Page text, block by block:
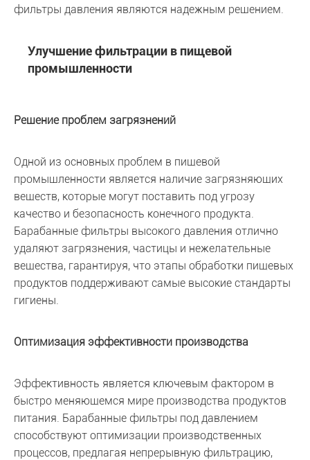
фильтры давления являются надежным решением.
Улучшение фильтрации в пищевой
промышленности
Решение проблем загрязнений
Одной из основных проблем в пищевой
промышленности является наличие загрязняющих
веществ, которые могут поставить под угрозу
качество и безопасность конечного продукта.
Барабанные фильтры высокого давления отлично
удаляют загрязнения, частицы и нежелательные
вещества, гарантируя, что этапы обработки пищевых
продуктов поддерживают самые высокие стандарты
гигиены.
Оптимизация эффективности производства
Эффективность является ключевым фактором в
быстро меняющемся мире производства продуктов
питания. Барабанные фильтры под давлением
способствуют оптимизации производственных
процессов, предлагая непрерывную фильтрацию,